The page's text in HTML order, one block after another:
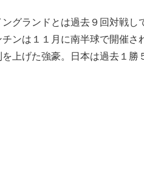
グランドとは過去９回対戦し
ンは１１月に南半球で開催さ
上げた強豪。日本は過去１勝